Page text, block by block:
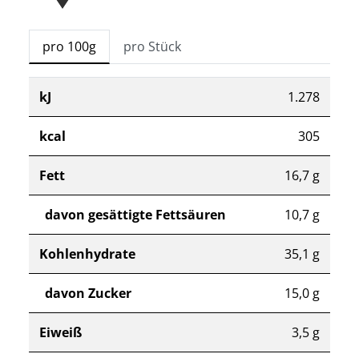
pro 100g pro Stück
kJ 1.278
kcal 305
Fett 16,7 g
davon gesättigte Fettsäuren 10,7 g
Kohlenhydrate 35,1 g
davon Zucker 15,0 g
Eiweiß 3,5 g